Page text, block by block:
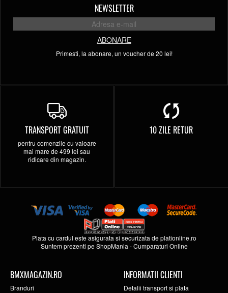
NEWSLETTER
ABONARE
Primesti, la abonare, un voucher de 20 lei!
TRANSPORT GRATUIT
pentru comenzile cu valoare
mai mare de 499 lei sau
ridicare din magazin.
10 ZILE RETUR
Plata cu cardul este asigurata si securizata deplationline.ro
Suntem prezenti peShopMania -Cumparaturi Online
BMXMAGAZIN.RO
Branduri
INFORMATII CLIENTI
Detalii transport si plata